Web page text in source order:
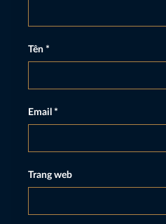
Tên *
Email *
Trang web